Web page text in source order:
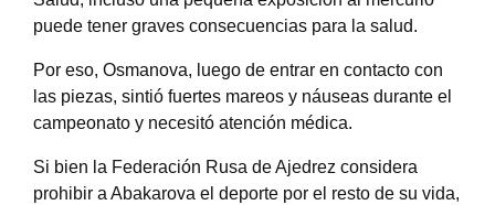
puede tener graves consecuencias para la salud.
Por eso, Osmanova, luego de entrar en contacto con
las piezas, sintió fuertes mareos y náuseas durante el
campeonato y necesitó atención médica.
Si bien la Federación Rusa de Ajedrez considera
prohibir a Abakarova el deporte por el resto de su vida,